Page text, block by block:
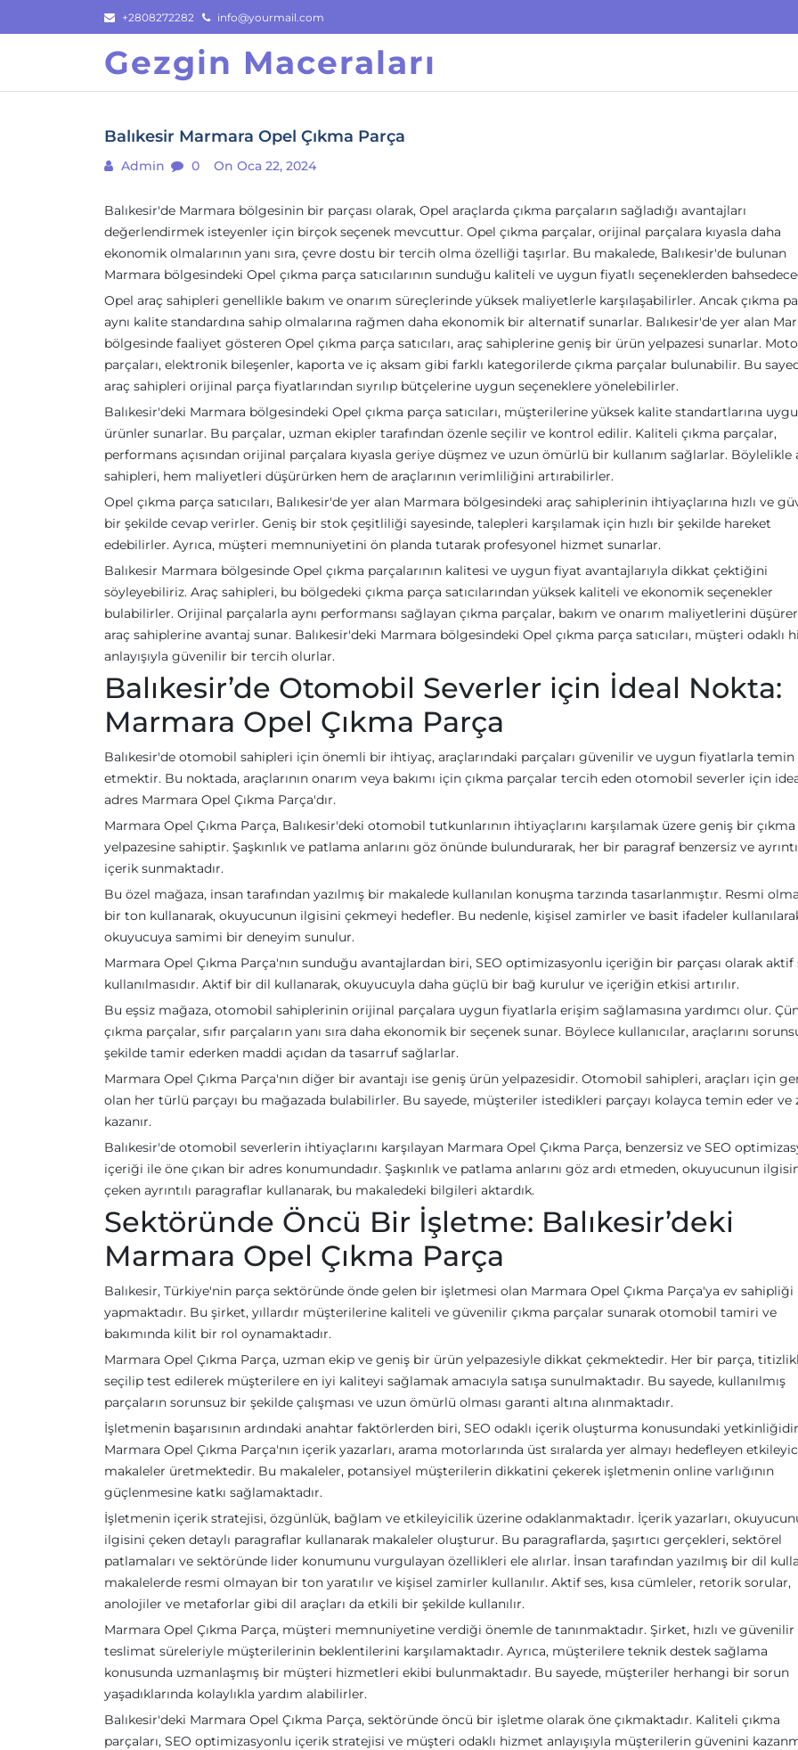
to
+2808272282 info@yourmail.com
Gezgin Maceraları
Balıkesir Marmara Opel Çıkma Parça
Admin 0 On Oca 22, 2024
Balıkesir'de Marmara bölgesinin bir parçası olarak, Opel araçlarda çıkma parçaların sağladığı avantajları
değerlendirmek isteyenler için birçok seçenek mevcuttur. Opel çıkma parçalar, orijinal parçalara kıyasla daha
ekonomik olmalarının yanı sıra, çevre dostu bir tercih olma özelliği taşırlar. Bu makalede, Balıkesir'de bulunan
Marmara bölgesindeki Opel çıkma parça satıcılarının sunduğu kaliteli ve uygun fiyatlı seçeneklerden
Opel araç sahipleri genellikle bakım ve onarım süreçlerinde yüksek maliyetlerle karşılaşabilirler. Ancak çıkma
aynı kalite standardına sahip olmalarına rağmen daha ekonomik bir alternatif sunarlar. Balıkesir'de yer alan
bölgesinde faaliyet gösteren Opel çıkma parça satıcıları, araç sahiplerine geniş bir ürün yelpazesi sunarlar.
parçaları, elektronik bileşenler, kaporta ve iç aksam gibi farklı kategorilerde çıkma parçalar bulunabilir. Bu
araç sahipleri orijinal parça fiyatlarından sıyrılıp bütçelerine uygun seçeneklere yönelebilirler.
Balıkesir'deki Marmara bölgesindeki Opel çıkma parça satıcıları, müşterilerine yüksek kalite standartlarına
ürünler sunarlar. Bu parçalar, uzman ekipler tarafından özenle seçilir ve kontrol edilir. Kaliteli çıkma parçalar,
performans açısından orijinal parçalara kıyasla geriye düşmez ve uzun ömürlü bir kullanım sağlarlar. Böylelikle
sahipleri, hem maliyetleri düşürürken hem de araçlarının verimliliğini artırabilirler.
Opel çıkma parça satıcıları, Balıkesir'de yer alan Marmara bölgesindeki araç sahiplerinin ihtiyaçlarına hızlı ve
bir şekilde cevap verirler. Geniş bir stok çeşitliliği sayesinde, talepleri karşılamak için hızlı bir şekilde hareket
edebilirler. Ayrıca, müşteri memnuniyetini ön planda tutarak profesyonel hizmet sunarlar.
Balıkesir Marmara bölgesinde Opel çıkma parçalarının kalitesi ve uygun fiyat avantajlarıyla dikkat çektiğini
söyleyebiliriz. Araç sahipleri, bu bölgedeki çıkma parça satıcılarından yüksek kaliteli ve ekonomik seçenekler
bulabilirler. Orijinal parçalarla aynı performansı sağlayan çıkma parçalar, bakım ve onarım maliyetlerini
araç sahiplerine avantaj sunar. Balıkesir'deki Marmara bölgesindeki Opel çıkma parça satıcıları, müşteri odaklı
anlayışıyla güvenilir bir tercih olurlar.
Balıkesir’de Otomobil Severler için İdeal Nokta:
Marmara Opel Çıkma Parça
Balıkesir'de otomobil sahipleri için önemli bir ihtiyaç, araçlarındaki parçaları güvenilir ve uygun fiyatlarla temin
etmektir. Bu noktada, araçlarının onarım veya bakımı için çıkma parçalar tercih eden otomobil severler için
adres Marmara Opel Çıkma Parça'dır.
Marmara Opel Çıkma Parça, Balıkesir'deki otomobil tutkunlarının ihtiyaçlarını karşılamak üzere geniş bir
yelpazesine sahiptir. Şaşkınlık ve patlama anlarını göz önünde bulundurarak, her bir paragraf benzersiz ve
içerik sunmaktadır.
Bu özel mağaza, insan tarafından yazılmış bir makalede kullanılan konuşma tarzında tasarlanmıştır. Resmi
bir ton kullanarak, okuyucunun ilgisini çekmeyi hedefler. Bu nedenle, kişisel zamirler ve basit ifadeler
okuyucuya samimi bir deneyim sunulur.
Marmara Opel Çıkma Parça'nın sunduğu avantajlardan biri, SEO optimizasyonlu içeriğin bir parçası olarak aktif
kullanılmasıdır. Aktif bir dil kullanarak, okuyucuyla daha güçlü bir bağ kurulur ve içeriğin etkisi artırılır.
Bu eşsiz mağaza, otomobil sahiplerinin orijinal parçalara uygun fiyatlarla erişim sağlamasına yardımcı olur.
çıkma parçalar, sıfır parçaların yanı sıra daha ekonomik bir seçenek sunar. Böylece kullanıcılar, araçlarını
şekilde tamir ederken maddi açıdan da tasarruf sağlarlar.
Marmara Opel Çıkma Parça'nın diğer bir avantajı ise geniş ürün yelpazesidir. Otomobil sahipleri, araçları için
olan her türlü parçayı bu mağazada bulabilirler. Bu sayede, müşteriler istedikleri parçayı kolayca temin eder ve
kazanır.
Balıkesir'de otomobil severlerin ihtiyaçlarını karşılayan Marmara Opel Çıkma Parça, benzersiz ve SEO
içeriği ile öne çıkan bir adres konumundadır. Şaşkınlık ve patlama anlarını göz ardı etmeden, okuyucunun
çeken ayrıntılı paragraflar kullanarak, bu makaledeki bilgileri aktardık.
Sektöründe Öncü Bir İşletme: Balıkesir’deki
Marmara Opel Çıkma Parça
Balıkesir, Türkiye'nin parça sektöründe önde gelen bir işletmesi olan Marmara Opel Çıkma Parça'ya ev sahipliği
yapmaktadır. Bu şirket, yıllardır müşterilerine kaliteli ve güvenilir çıkma parçalar sunarak otomobil tamiri ve
bakımında kilit bir rol oynamaktadır.
Marmara Opel Çıkma Parça, uzman ekip ve geniş bir ürün yelpazesiyle dikkat çekmektedir. Her bir parça,
seçilip test edilerek müşterilere en iyi kaliteyi sağlamak amacıyla satışa sunulmaktadır. Bu sayede, kullanılmış
parçaların sorunsuz bir şekilde çalışması ve uzun ömürlü olması garanti altına alınmaktadır.
İşletmenin başarısının ardındaki anahtar faktörlerden biri, SEO odaklı içerik oluşturma konusundaki
Marmara Opel Çıkma Parça'nın içerik yazarları, arama motorlarında üst sıralarda yer almayı hedefleyen
makaleler üretmektedir. Bu makaleler, potansiyel müşterilerin dikkatini çekerek işletmenin online varlığının
güçlenmesine katkı sağlamaktadır.
İşletmenin içerik stratejisi, özgünlük, bağlam ve etkileyicilik üzerine odaklanmaktadır. İçerik yazarları,
ilgisini çeken detaylı paragraflar kullanarak makaleler oluşturur. Bu paragraflarda, şaşırtıcı gerçekleri, sektörel
patlamaları ve sektöründe lider konumunu vurgulayan özellikleri ele alırlar. İnsan tarafından yazılmış bir dil
makalelerde resmi olmayan bir ton yaratılır ve kişisel zamirler kullanılır. Aktif ses, kısa cümleler, retorik sorular,
anolojiler ve metaforlar gibi dil araçları da etkili bir şekilde kullanılır.
Marmara Opel Çıkma Parça, müşteri memnuniyetine verdiği önemle de tanınmaktadır. Şirket, hızlı ve güvenilir
teslimat süreleriyle müşterilerinin beklentilerini karşılamaktadır. Ayrıca, müşterilere teknik destek sağlama
konusunda uzmanlaşmış bir müşteri hizmetleri ekibi bulunmaktadır. Bu sayede, müşteriler herhangi bir sorun
yaşadıklarında kolaylıkla yardım alabilirler.
Balıkesir'deki Marmara Opel Çıkma Parça, sektöründe öncü bir işletme olarak öne çıkmaktadır. Kaliteli çıkma
parçaları, SEO optimizasyonlu içerik stratejisi ve müşteri odaklı hizmet anlayışıyla müşterilerin güvenini